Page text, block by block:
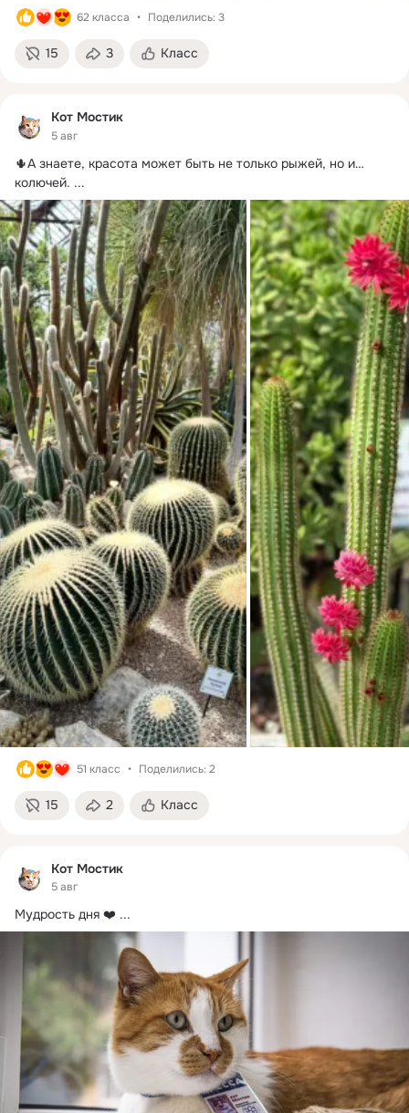
62 класса Поделились: 3
15 3 Класс
Кот Мостик
5 авг
🌵А знаете, красота может быть не только рыжей, но и…
колючей. ...
51 класс Поделились: 2
15 2 Класс
Кот Мостик
5 авг
Мудрость дня ❤️ ...